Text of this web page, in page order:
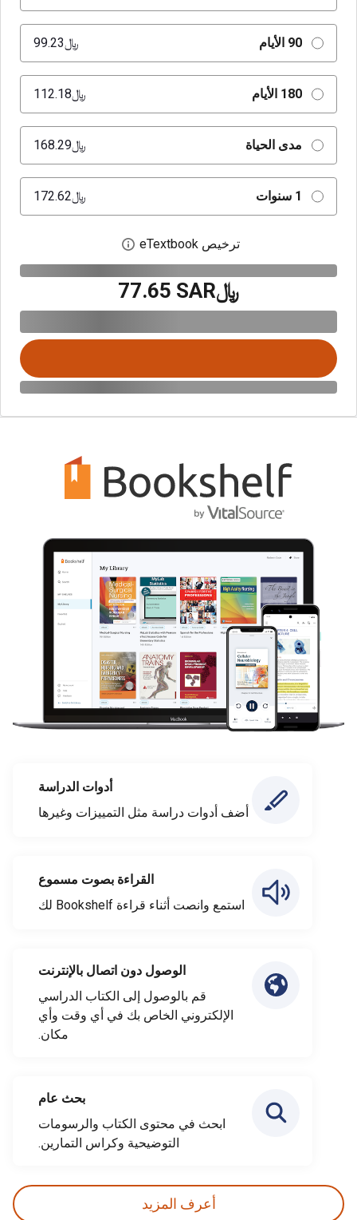
90 الأيام ﷼‎99.23
180 الأيام ﷼‎112.18
مدى الحياة ﷼‎168.29
1 سنوات ﷼‎172.62
ترخيص eTextbook افتح مربع حوار
﷼‎77.65 SAR
أدوات الدراسة
أضف أدوات دراسة مثل التمييزات وغيرها
القراءة بصوت مسموع
استمع وانصت أثناء قراءة Bookshelf لك
الوصول دون اتصال بالإنترنت
قم بالوصول إلى الكتاب الدراسي
الإلكتروني الخاص بك في أي وقت وأي
مكان.
بحث عام
ابحث في محتوى الكتاب والرسومات
التوضيحية وكراس التمارين.
أعرف المزيد